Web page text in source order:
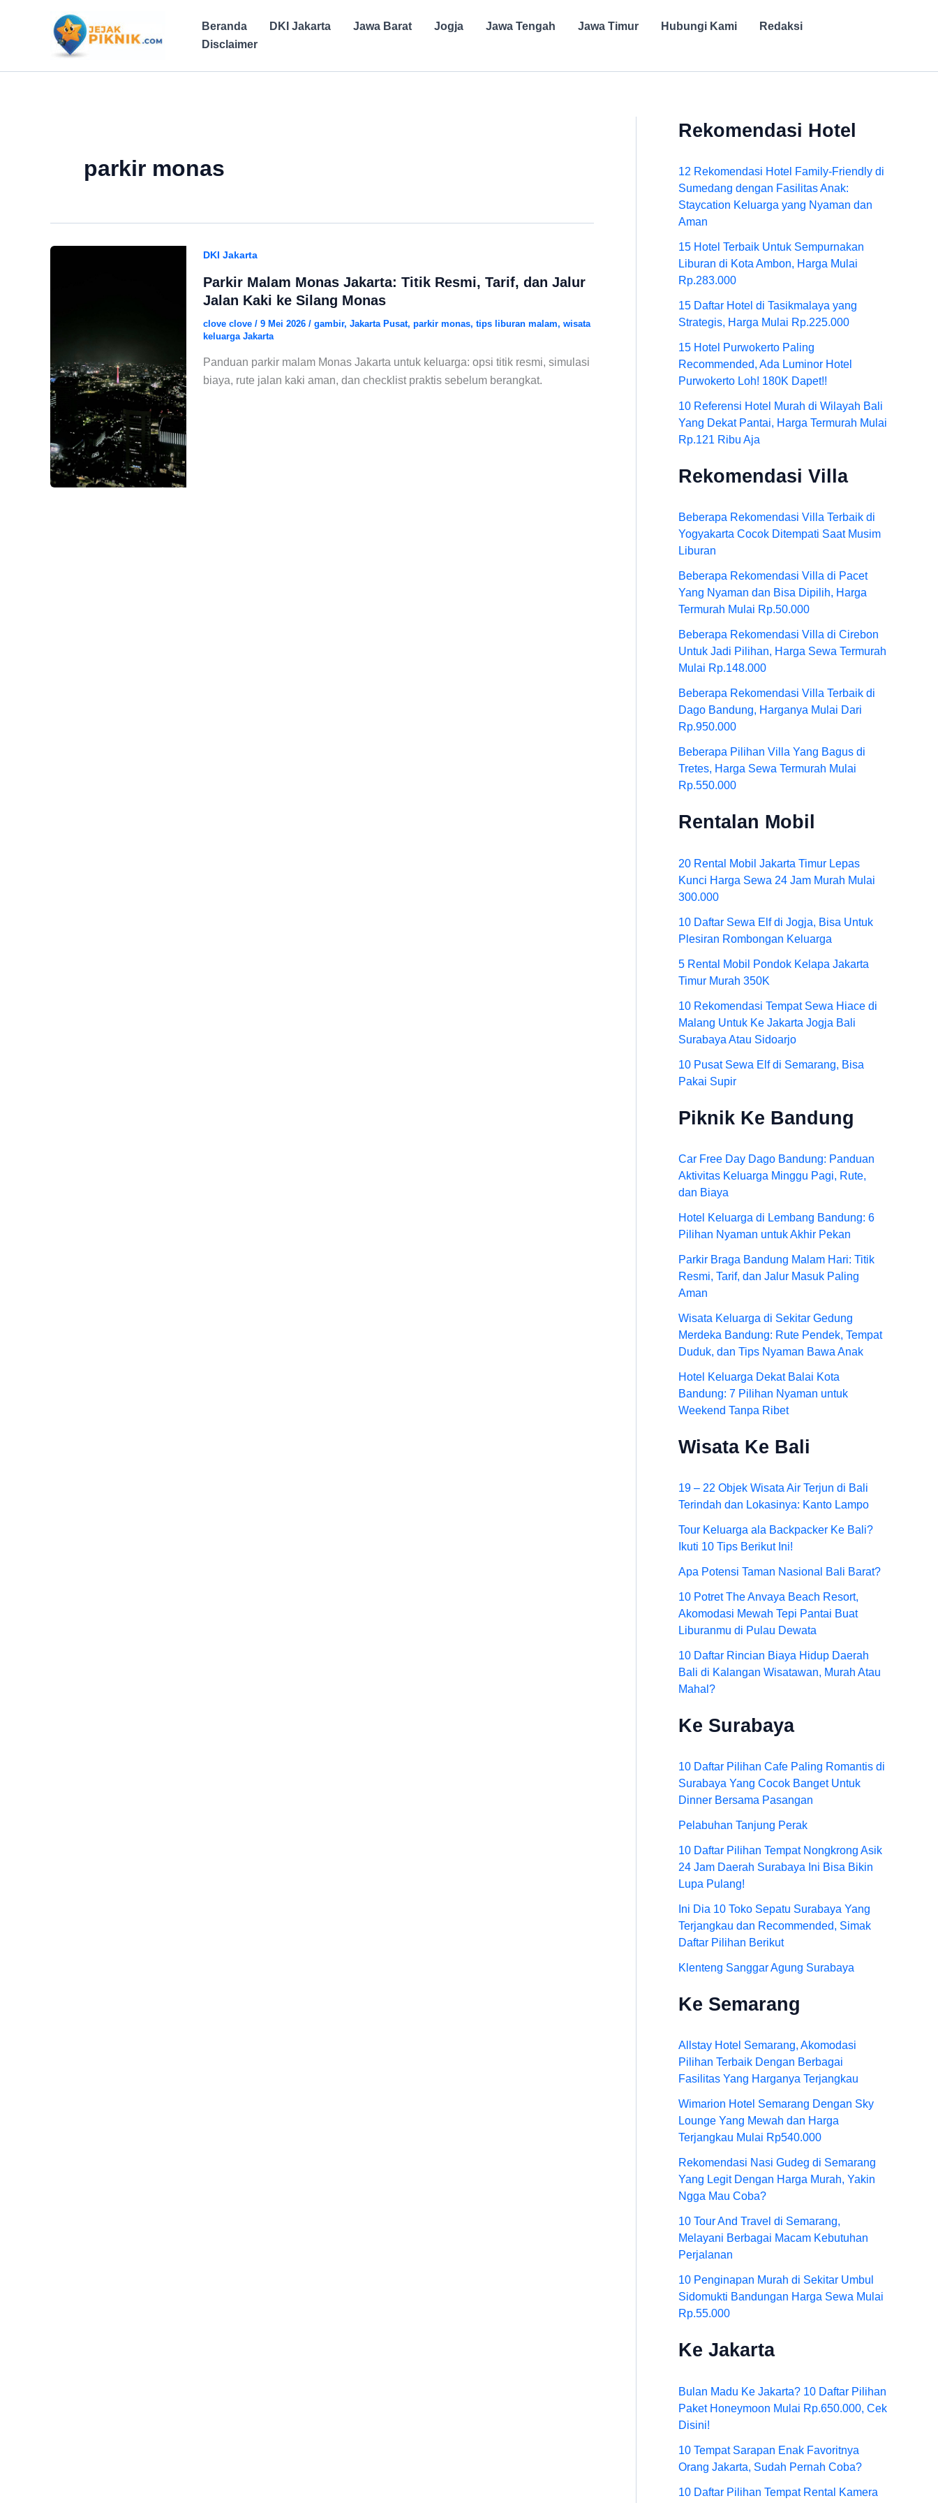
Beranda DKI Jakarta Jawa Barat Jogja Jawa Tengah Jawa Timur Hubungi Kami
Redaksi
Disclaimer
parkir monas
DKI Jakarta
Parkir Malam Monas Jakarta: Titik Resmi, Tarif, dan Jalur
Jalan Kaki ke Silang Monas
clove clove / 9 Mei 2026 / gambir, Jakarta Pusat, parkir monas, tips liburan malam, wisata
keluarga Jakarta
Panduan parkir malam Monas Jakarta untuk keluarga: opsi titik resmi, simulasi
biaya, rute jalan kaki aman, dan checklist praktis sebelum berangkat.
Rekomendasi Hotel
12 Rekomendasi Hotel Family-Friendly di
Sumedang dengan Fasilitas Anak:
Staycation Keluarga yang Nyaman dan
Aman
15 Hotel Terbaik Untuk Sempurnakan
Liburan di Kota Ambon, Harga Mulai
Rp.283.000
15 Daftar Hotel di Tasikmalaya yang
Strategis, Harga Mulai Rp.225.000
15 Hotel Purwokerto Paling
Recommended, Ada Luminor Hotel
Purwokerto Loh! 180K Dapet!!
10 Referensi Hotel Murah di Wilayah Bali
Yang Dekat Pantai, Harga Termurah Mulai
Rp.121 Ribu Aja
Rekomendasi Villa
Beberapa Rekomendasi Villa Terbaik di
Yogyakarta Cocok Ditempati Saat Musim
Liburan
Beberapa Rekomendasi Villa di Pacet
Yang Nyaman dan Bisa Dipilih, Harga
Termurah Mulai Rp.50.000
Beberapa Rekomendasi Villa di Cirebon
Untuk Jadi Pilihan, Harga Sewa Termurah
Mulai Rp.148.000
Beberapa Rekomendasi Villa Terbaik di
Dago Bandung, Harganya Mulai Dari
Rp.950.000
Beberapa Pilihan Villa Yang Bagus di
Tretes, Harga Sewa Termurah Mulai
Rp.550.000
Rentalan Mobil
20 Rental Mobil Jakarta Timur Lepas
Kunci Harga Sewa 24 Jam Murah Mulai
300.000
10 Daftar Sewa Elf di Jogja, Bisa Untuk
Plesiran Rombongan Keluarga
5 Rental Mobil Pondok Kelapa Jakarta
Timur Murah 350K
10 Rekomendasi Tempat Sewa Hiace di
Malang Untuk Ke Jakarta Jogja Bali
Surabaya Atau Sidoarjo
10 Pusat Sewa Elf di Semarang, Bisa
Pakai Supir
Piknik Ke Bandung
Car Free Day Dago Bandung: Panduan
Aktivitas Keluarga Minggu Pagi, Rute,
dan Biaya
Hotel Keluarga di Lembang Bandung: 6
Pilihan Nyaman untuk Akhir Pekan
Parkir Braga Bandung Malam Hari: Titik
Resmi, Tarif, dan Jalur Masuk Paling
Aman
Wisata Keluarga di Sekitar Gedung
Merdeka Bandung: Rute Pendek, Tempat
Duduk, dan Tips Nyaman Bawa Anak
Hotel Keluarga Dekat Balai Kota
Bandung: 7 Pilihan Nyaman untuk
Weekend Tanpa Ribet
Wisata Ke Bali
19 – 22 Objek Wisata Air Terjun di Bali
Terindah dan Lokasinya: Kanto Lampo
Tour Keluarga ala Backpacker Ke Bali?
Ikuti 10 Tips Berikut Ini!
Apa Potensi Taman Nasional Bali Barat?
10 Potret The Anvaya Beach Resort,
Akomodasi Mewah Tepi Pantai Buat
Liburanmu di Pulau Dewata
10 Daftar Rincian Biaya Hidup Daerah
Bali di Kalangan Wisatawan, Murah Atau
Mahal?
Ke Surabaya
10 Daftar Pilihan Cafe Paling Romantis di
Surabaya Yang Cocok Banget Untuk
Dinner Bersama Pasangan
Pelabuhan Tanjung Perak
10 Daftar Pilihan Tempat Nongkrong Asik
24 Jam Daerah Surabaya Ini Bisa Bikin
Lupa Pulang!
Ini Dia 10 Toko Sepatu Surabaya Yang
Terjangkau dan Recommended, Simak
Daftar Pilihan Berikut
Klenteng Sanggar Agung Surabaya
Ke Semarang
Allstay Hotel Semarang, Akomodasi
Pilihan Terbaik Dengan Berbagai
Fasilitas Yang Harganya Terjangkau
Wimarion Hotel Semarang Dengan Sky
Lounge Yang Mewah dan Harga
Terjangkau Mulai Rp540.000
Rekomendasi Nasi Gudeg di Semarang
Yang Legit Dengan Harga Murah, Yakin
Ngga Mau Coba?
10 Tour And Travel di Semarang,
Melayani Berbagai Macam Kebutuhan
Perjalanan
10 Penginapan Murah di Sekitar Umbul
Sidomukti Bandungan Harga Sewa Mulai
Rp.55.000
Ke Jakarta
Bulan Madu Ke Jakarta? 10 Daftar Pilihan
Paket Honeymoon Mulai Rp.650.000, Cek
Disini!
10 Tempat Sarapan Enak Favoritnya
Orang Jakarta, Sudah Pernah Coba?
10 Daftar Pilihan Tempat Rental Kamera